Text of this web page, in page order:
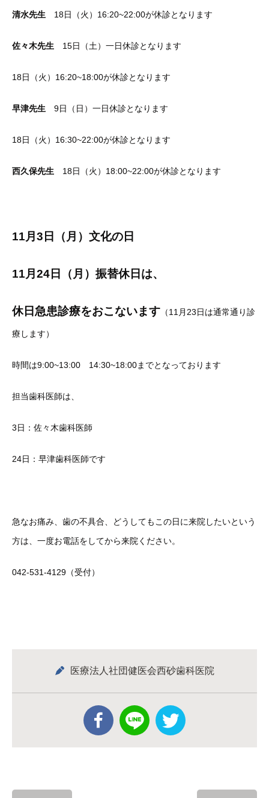
清水先生 18日（火）16:20~22:00が休診となります
佐々木先生 15日（土）一日休診となります
18日（火）16:20~18:00が休診となります
早津先生 9日（日）一日休診となります
18日（火）16:30~22:00が休診となります
西久保先生 18日（火）18:00~22:00が休診となります
11月3日（月）文化の日
11月24日（月）振替休日は、
休日急患診療をおこないます （11月23日は通常通り診
療します）
時間は9:00~13:00 14:30~18:00までとなっております
担当歯科医師は、
3日：佐々木歯科医師
24日：早津歯科医師です
急なお痛み、歯の不具合、どうしてもこの日に来院したいという
方は、一度お電話をしてから来院ください。
042-531-4129（受付）
医療法人社団健医会西砂歯科医院